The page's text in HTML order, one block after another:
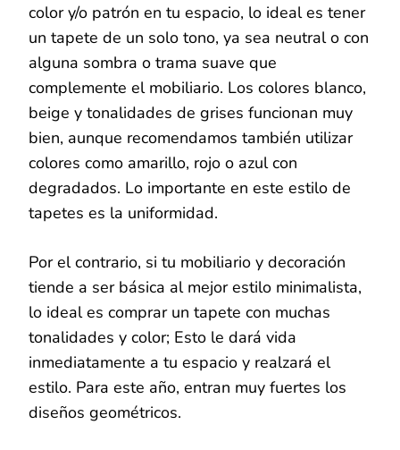
color y/o patrón en tu espacio, lo ideal es tener
un tapete de un solo tono, ya sea neutral o con
alguna sombra o trama suave que
complemente el mobiliario. Los colores blanco,
beige y tonalidades de grises funcionan muy
bien, aunque recomendamos también utilizar
colores como amarillo, rojo o azul con
degradados. Lo importante en este estilo de
tapetes es la uniformidad.
Por el contrario, si tu mobiliario y decoración
tiende a ser básica al mejor estilo minimalista,
lo ideal es comprar un tapete con muchas
tonalidades y color; Esto le dará vida
inmediatamente a tu espacio y realzará el
estilo. Para este año, entran muy fuertes los
diseños geométricos.